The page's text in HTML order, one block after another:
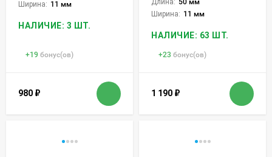
Ширина: 11 мм
НАЛИЧИЕ: 3 ШТ.
+19 бонус(ов)
980 ₽
Ширина: 11 мм
НАЛИЧИЕ: 63 ШТ.
+23 бонус(ов)
1 190 ₽